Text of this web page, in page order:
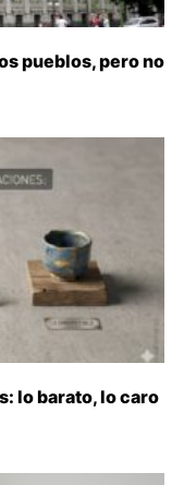
pueblos, pero no
lo barato, lo caro